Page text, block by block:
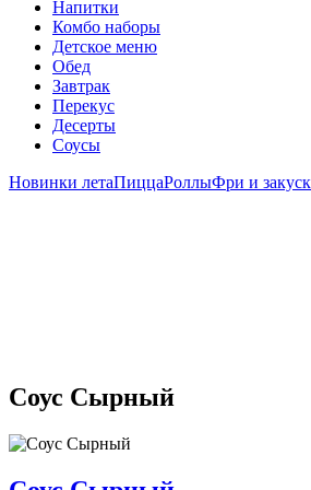
Напитки
Комбо наборы
Детское меню
Обед
Завтрак
Перекус
Десерты
Соусы
Новинки летаПиццаРоллыФри и
Соус Сырный